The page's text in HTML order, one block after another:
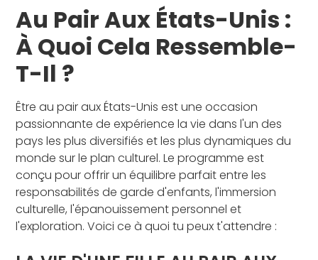
Au Pair Aux États-Unis :
À Quoi Cela Ressemble-
T-Il ?
Être au pair aux États-Unis est une occasion
passionnante de expérience la vie dans l'un des
pays les plus diversifiés et les plus dynamiques du
monde sur le plan culturel. Le programme est
conçu pour offrir un équilibre parfait entre les
responsabilités de garde d'enfants, l'immersion
culturelle, l'épanouissement personnel et
l'exploration. Voici ce à quoi tu peux t'attendre :